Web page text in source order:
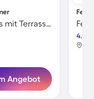
Wunderschönes Ferienhaus mit Terrasse und Garten | Neben dem Strand | Haustiere sind willkommen
Angebot
4.5